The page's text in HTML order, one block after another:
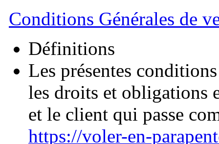
Conditions Générales de
Définitions
Les présentes
les droits et obligations
et le client qui passe
https://voler-en-